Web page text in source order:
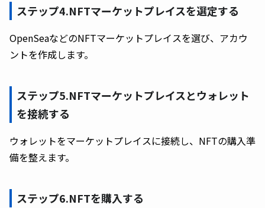
ステップ4.NFTマーケットプレイスを選定する
OpenSeaなどのNFTマーケットプレイスを選び、アカウ
ントを作成します。
ステップ5.NFTマーケットプレイスとウォレット
を接続する
ウォレットをマーケットプレイスに接続し、NFTの購入準
備を整えます。
ステップ6.NFTを購入する